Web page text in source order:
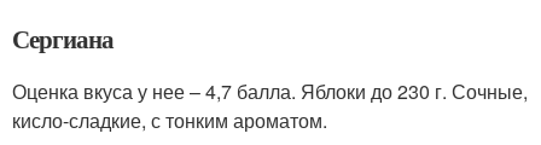
Сергиана
Оценка вкуса у нее – 4,7 балла. Яблоки до 230 г. Сочные,
кисло-сладкие, с тонким ароматом.